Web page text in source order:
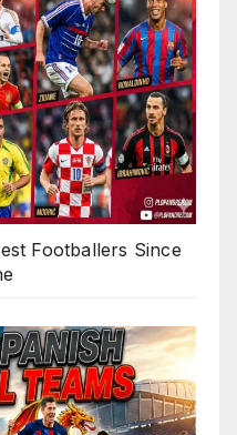
Footballers Since